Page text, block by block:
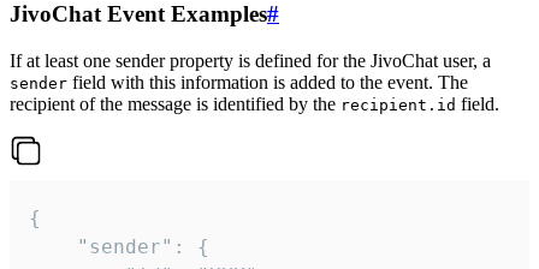
JivoChat Event Examples#
If at least one sender property is defined for the JivoChat user, a
sender field with this information is added to the event. The
recipient of the message is identified by the recipient.id field.
{